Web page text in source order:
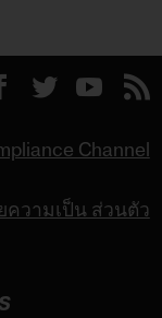
Channel
วามเป็น ส่วนตัว